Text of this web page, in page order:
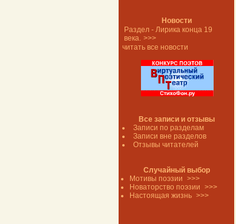
Новости
Раздел - Лирика конца 19
века. >>>
читать все новости
Все записи и отзывы
Записи по разделам
Записи вне разделов
Отзывы читателей
Случайный выбор
Мотивы поэзии >>>
Новаторство поэзии >>>
Настоящая жизнь >>>